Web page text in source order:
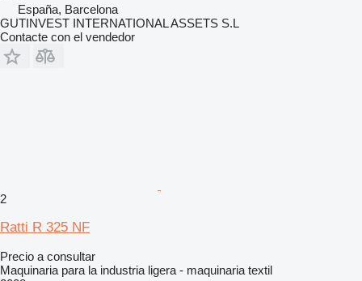
España, Barcelona
GUTINVEST INTERNATIONAL ASSETS S.L
Contacte con el vendedor
2
Ratti R 325 NF
Precio a consultar
Maquinaria para la industria ligera - maquinaria textil